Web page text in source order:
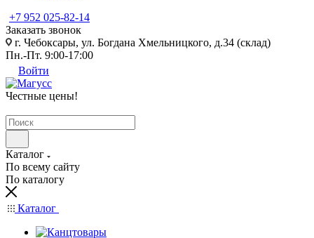
+7 952 025-82-14
Заказать звонок
г. Чебоксары, ул. Богдана Хмельницкого, д.34 (склад)
Пн.-Пт. 9:00-17:00
Войти
Честные цены!
Каталог
По всему сайту
По каталогу
Каталог